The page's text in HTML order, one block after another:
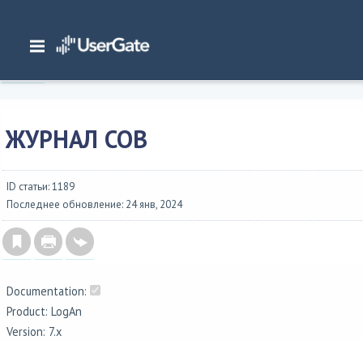
Главная/ Документация/Log Analyzer
Log Analyzer 7.x Руководство администратора
ЖУРНАЛ СОВ
ID статьи: 1189
Последнее обновление: 24 янв, 2024
Documentation:
Product: LogAn
Version: 7.x